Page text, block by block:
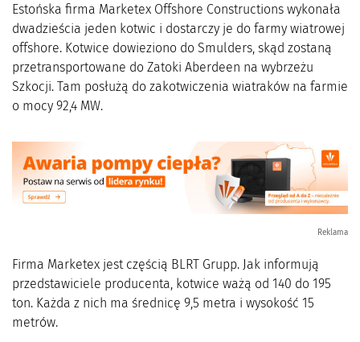
Estońska firma Marketex Offshore Constructions wykonała
dwadzieścia jeden kotwic i dostarczy je do farmy wiatrowej
offshore. Kotwice dowieziono do Smulders, skąd zostaną
przetransportowane do Zatoki Aberdeen na wybrzeżu
Szkocji. Tam posłużą do zakotwiczenia wiatraków na farmie
o mocy 92,4 MW.
Reklama
Firma Marketex jest częścią BLRT Grupp. Jak informują
przedstawiciele producenta, kotwice ważą od 140 do 195
ton. Każda z nich ma średnicę 9,5 metra i wysokość 15
metrów.